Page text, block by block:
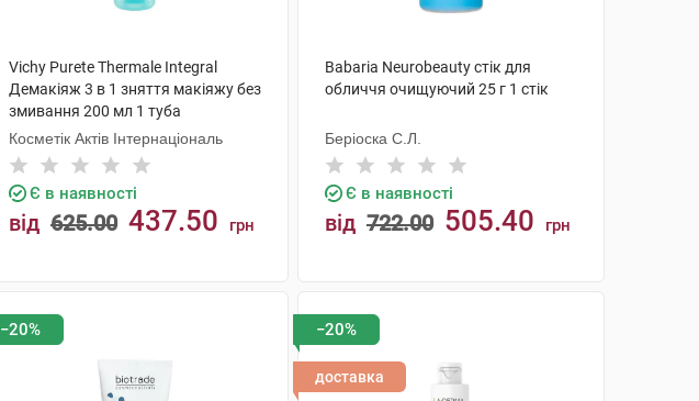
Vichy Purete Thermale Integral
Демакіяж 3 в 1 зняття макіяжу без
змивання 200 мл 1 туба
Косметік Актів Інтернаціональ
Є в наявності
від 625.00 437.50 грн
Babaria Neurobeauty стік для
обличчя очищуючий 25 г 1 стік
Беріоска С.Л.
Є в наявності
від 722.00 505.40 грн
−20% −20%
доставка